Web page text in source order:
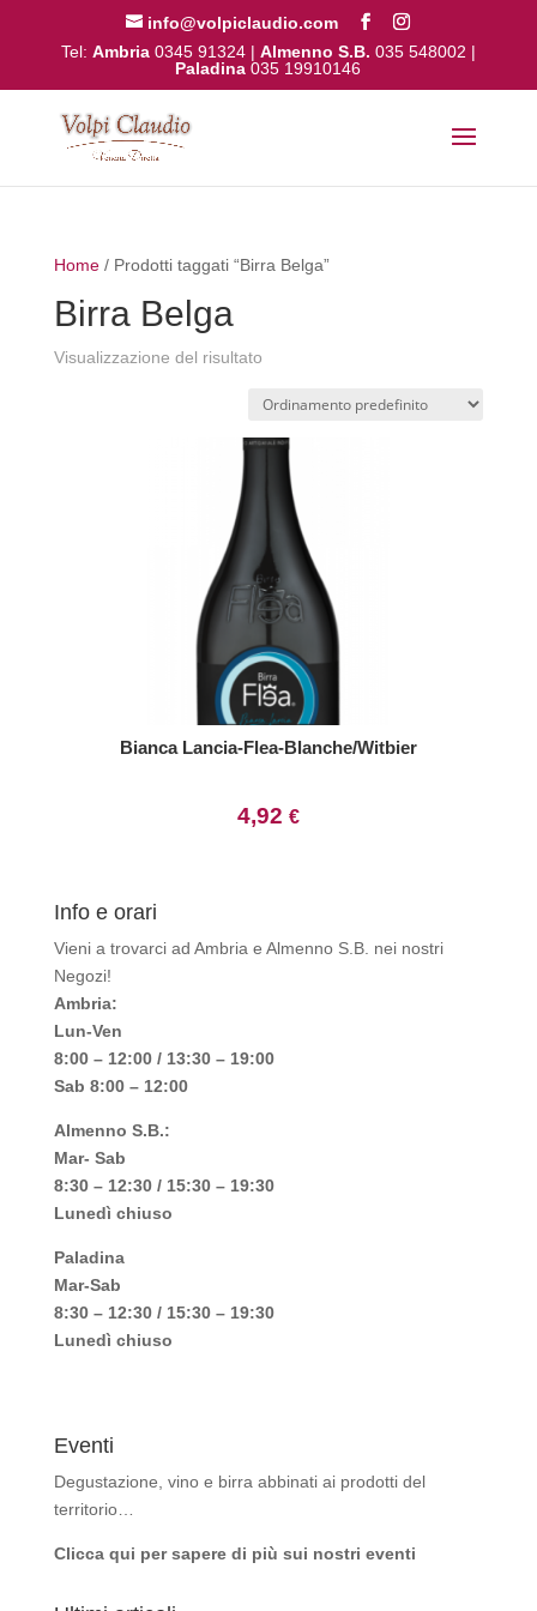
info@volpiclaudio.com
Tel: Ambria 0345 91324| Almenno S.B. 035 548002 |
Paladina 035 19910146
Home/ Prodotti taggati “Birra Belga”
Birra Belga
Visualizzazione del risultato
Bianca Lancia-Flea-Blanche/Witbier
4,92 €
Info e orari
Vieni a trovarci ad Ambria e Almenno S.B. nei nostri
Negozi!
Ambria:
Lun-Ven
8:00 – 12:00 / 13:30 – 19:00
Sab 8:00 – 12:00
Almenno S.B.:
Mar- Sab
8:30 – 12:30 / 15:30 – 19:30
Lunedì chiuso
Paladina
Mar-Sab
8:30 – 12:30 / 15:30 – 19:30
Lunedì chiuso
Eventi
Degustazione, vino e birra abbinati ai prodotti del
territorio…
Clicca qui per sapere di più sui nostri eventi